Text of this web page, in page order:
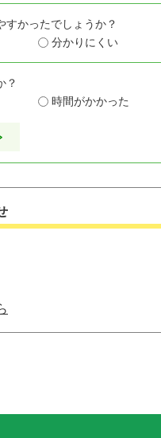
すかったでしょうか？
分かりにくい
？
時間がかかった